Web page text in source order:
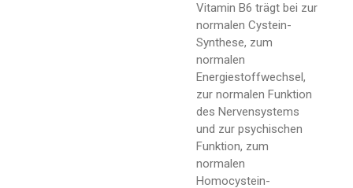
Vitamin B6 trägt bei zur
normalen Cystein-
Synthese, zum
normalen
Energiestoffwechsel,
zur normalen Funktion
des Nervensystems
und zur psychischen
Funktion, zum
normalen
Homocystein-